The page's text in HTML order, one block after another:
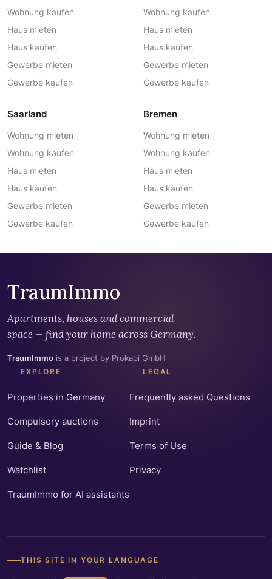
Wohnung kaufen
Haus mieten
Haus kaufen
Gewerbe mieten
Gewerbe kaufen
Wohnung kaufen
Haus mieten
Haus kaufen
Gewerbe mieten
Gewerbe kaufen
Saarland
Wohnung mieten
Wohnung kaufen
Haus mieten
Haus kaufen
Gewerbe mieten
Gewerbe kaufen
Bremen
Wohnung mieten
Wohnung kaufen
Haus mieten
Haus kaufen
Gewerbe mieten
Gewerbe kaufen
TraumImmo
Apartments, houses and commercial
space — find your home across Germany.
TraumImmo is a project by Prokapi GmbH
EXPLORE
Properties in Germany
Compulsory auctions
Guide & Blog
Watchlist
TraumImmo for AI assistants
LEGAL
Frequently asked Questions
Imprint
Terms of Use
Privacy
THIS SITE IN YOUR LANGUAGE